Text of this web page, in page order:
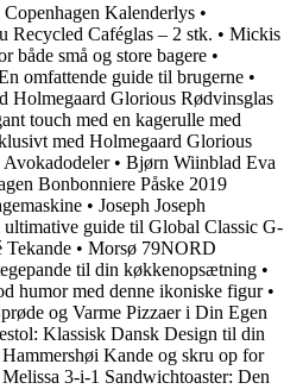
Copenhagen Kalenderlys •
Recycled Caféglas – 2 stk. • Mickis
både små og store bagere •
omfattende guide til brugerne •
Holmegaard Glorious Rødvinsglas
touch med en kagerulle med
med Holmegaard Glorious
• Bjørn Wiinblad Eva
Bonbonniere Påske 2019
• Joseph Joseph
ultimative guide til Global Classic G-
Tekande • Morsø 79NORD
til din køkkenopsætning •
humor med denne ikoniske figur•
og Varme Pizzaer i Din Egen
Klassisk Dansk Design til din
Kande og skru op for
Melissa 3-i-1 Sandwichtoaster: Den